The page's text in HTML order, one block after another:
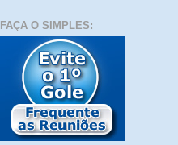
FAÇA O SIMPLES: